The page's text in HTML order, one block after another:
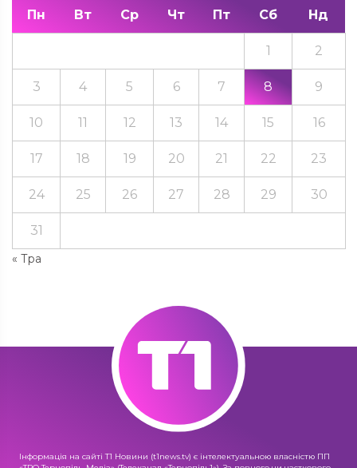
Пн Вт Ср Чт Пт Сб Нд
« Тра
1 2
3 4 5 6 7 8 9
10 11 12 13 14 15 16
17 18 19 20 21 22 23
24 25 26 27 28 29 30
31
Інформація на сайті Т1 Новини (t1news.tv) є інтелектуальною власністю ПП